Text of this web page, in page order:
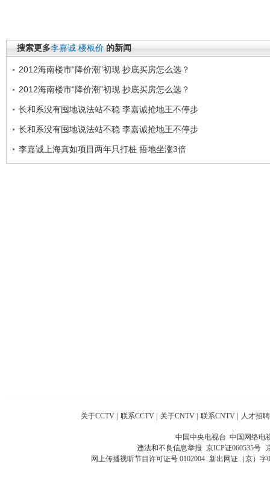
搜索更多李嘉诚 楼板价 的新闻
2012海南楼市“降价潮”初现 抄底买房怎么选？
2012海南楼市“降价潮”初现 抄底买房怎么选？
长和系没有囤地说法站不稳 李嘉诚抢地王不停步
长和系没有囤地说法站不稳 李嘉诚抢地王不停步
李嘉诚上海真如项目两年只打桩 捂地坐涨3倍
关于CCTV 联系CCTV 关于CNTV 联系CNTV 人才招聘
中国中央电视台 中国网络电
违法和不良信息举报 京ICP证060535号
网上传播视听节目许可证号 0102004 新出网证（京）